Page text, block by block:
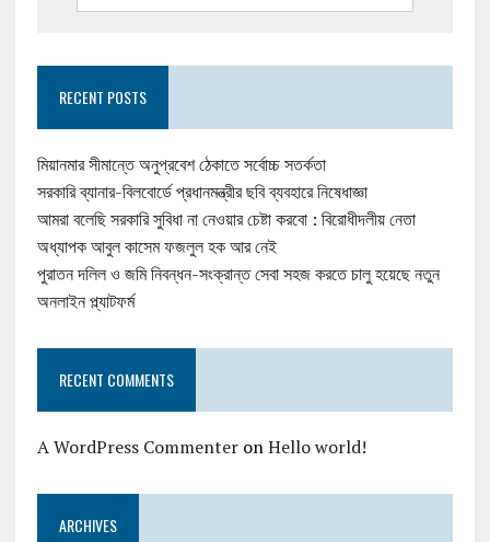
RECENT POSTS
মিয়ানমার সীমান্তে অনুপ্রবেশ ঠেকাতে সর্বোচ্চ সতর্কতা
সরকারি ব্যানার-বিলবোর্ডে প্রধানমন্ত্রীর ছবি ব্যবহারে নিষেধাজ্ঞা
আমরা বলেছি সরকারি সুবিধা না নেওয়ার চেষ্টা করবো : বিরোধীদলীয় নেতা
অধ্যাপক আবুল কাসেম ফজলুল হক আর নেই
পুরাতন দলিল ও জমি নিবন্ধন-সংক্রান্ত সেবা সহজ করতে চালু হয়েছে নতুন
অনলাইন প্ল্যাটফর্ম
RECENT COMMENTS
A WordPress CommenteronHello world!
ARCHIVES